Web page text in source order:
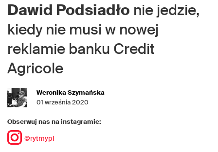
Dawid Podsiadło nie jedzie,
kiedy nie musi w nowej
reklamie banku Credit
Agricole
Weronika Szymańska
01 września 2020
Obserwuj nas na instagramie:
@rytmypl